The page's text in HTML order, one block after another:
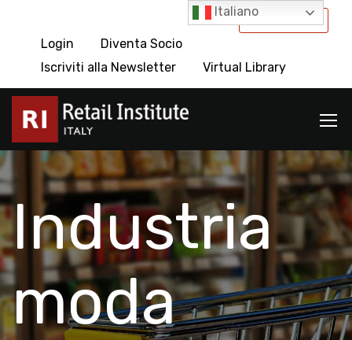
International
Login
Diventa Socio
Iscriviti alla Newsletter
Virtual Library
Industria
moda
Italiano